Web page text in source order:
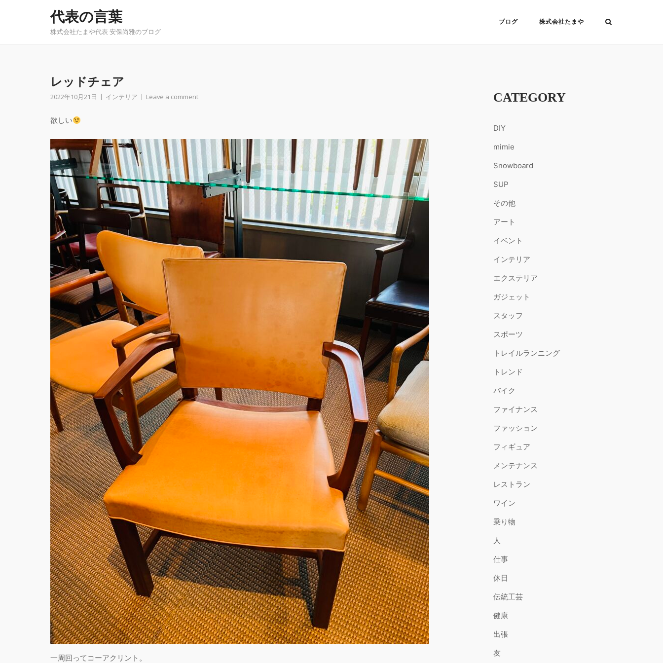
代表の言葉
株式会社たまや代表 安保尚雅のブログ
ブログ 株式会社たまや
レッドチェア
2022年10月21日 インテリア Leave a comment
欲しい
一周回ってコーアクリント。
CATEGORY
DIY
mimie
Snowboard
SUP
その他
アート
イベント
インテリア
エクステリア
ガジェット
スタッフ
スポーツ
トレイルランニング
トレンド
バイク
ファイナンス
ファッション
フィギュア
メンテナンス
レストラン
ワイン
乗り物
人
仕事
休日
伝統工芸
健康
出張
友